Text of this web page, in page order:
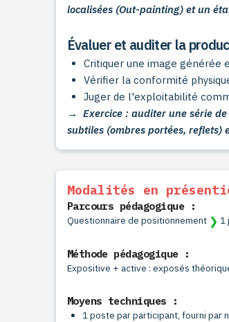
localisées (Out-painting) et un
Évaluer et auditer la
Critiquer une image générée
Vérifier la conformité
Juger de l'exploitabilité
→ Exercice : auditer une série de
subtiles (ombres portées,
Modalités en
Parcours pédagogique :
Questionnaire de positionnement ❯ 1
Méthode pédagogique :
Expositive + active : exposés
Moyens techniques :
1 poste par participant, fourni par